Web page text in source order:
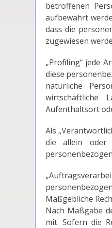
betroffenen
aufbewahrt
dass die
zugewiesen
„Profiling“ jede
diese
natürliche
wirtschaftliche
Aufenthaltsort
Als
die allein oder
Maßgebliche
Nach Maßgabe
mit. Sofern die